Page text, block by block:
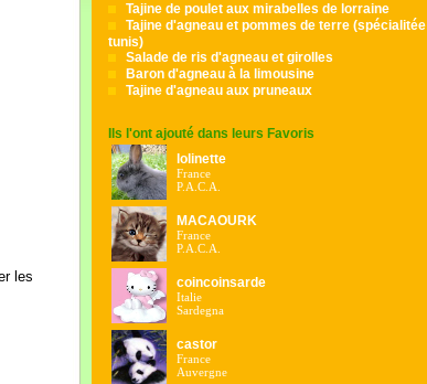
Tajine de poulet aux mirabelles de lorraine
Tajine d'agneau et pommes de terre (spécialitée
tunis)
Salade de ris d'agneau et girolles
Baron d'agneau à la limousine
Tajine d'agneau aux pruneaux
Ils l'ont ajouté dans leurs Favoris
lolinette
France
P.A.C.A.
MACAOURK
France
P.A.C.A.
coincoinsarde
Italie
Sardegna
castor
France
Auvergne
les